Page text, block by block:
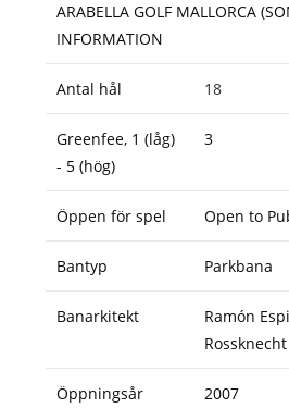
ARABELLA GOLF MALLORCA
INFORMATION
Antal hål 18
Greenfee, 1 (låg)
- 5 (hög)
3
Öppen för spel Open to
Bantyp Parkbana
Banarkitekt
Ramón
Rossknecht
Öppningsår 2007